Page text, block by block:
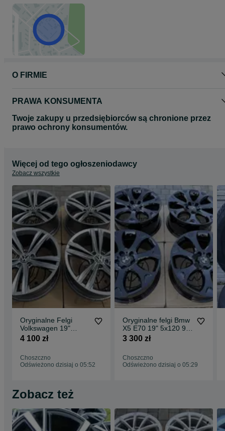
O FIRMIE
PRAWA KONSUMENTA
Twoje zakupy u przedsiębiorców są chronione przez
prawo ochrony konsumentów.
Więcej od tego ogłoszeniodawcy
Zobacz wszystkie
Oryginalne Felgi
Volkswagen 19"
5x112 Tiguan Passat
4 100 zł
Choszczno
Odświeżono dzisiaj o 05:52
Oryginalne felgi Bmw
X5 E70 19" 5x120 9J
ET48
3 300 zł
Choszczno
Odświeżono dzisiaj o 05:29
Zobacz też